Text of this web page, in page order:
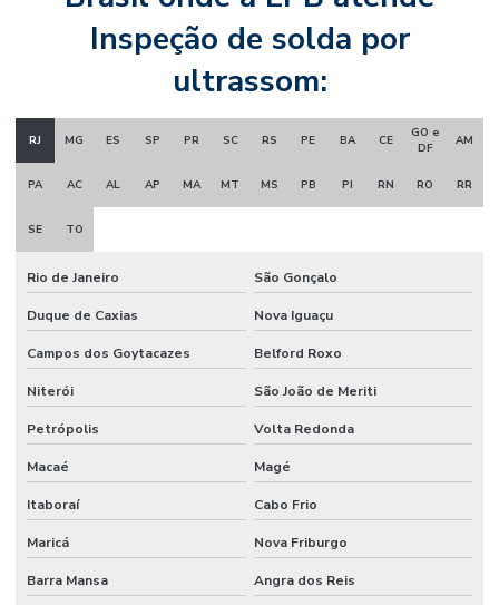
Inspeção de solda por
ultrassom:
RJ MG ES SP PR SC RS PE BA CE
GO e
DF
AM
PA AC AL AP MA MT MS PB PI RN RO RR
SE TO
Rio de Janeiro São Gonçalo
Duque de Caxias Nova Iguaçu
Campos dos Goytacazes Belford Roxo
Niterói São João de Meriti
Petrópolis Volta Redonda
Macaé Magé
Itaboraí Cabo Frio
Maricá Nova Friburgo
Barra Mansa Angra dos Reis